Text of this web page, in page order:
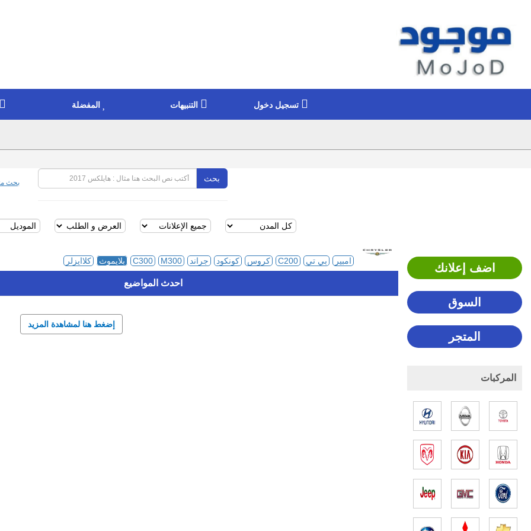
تسجيل دخول التنبيهات المفضلة
بحث بحث
اضف إعلانك
السوق
المتجر
المركبات
امبير بي تي C200 كروس كونكود جراند M300
C300 بلايموث كلاايزلر
احدث المواضيع
إضغط هنا لمشاهدة المزيد